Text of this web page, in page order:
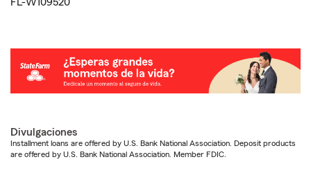
Divulgaciones
Installment loans are offered by U.S. Bank National Association. Deposit products
are offered by U.S. Bank National Association. Member FDIC.